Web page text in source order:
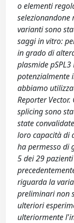
o elementi
selezionandone
varianti sono
saggi in vitro:
in grado di
plasmide
potenzialmente
abbiamo
Reporter
splicing sono
state
loro capacità di
ha permesso di
5 dei 29
riguarda la
preliminari non
ulteriori
ulteriormente